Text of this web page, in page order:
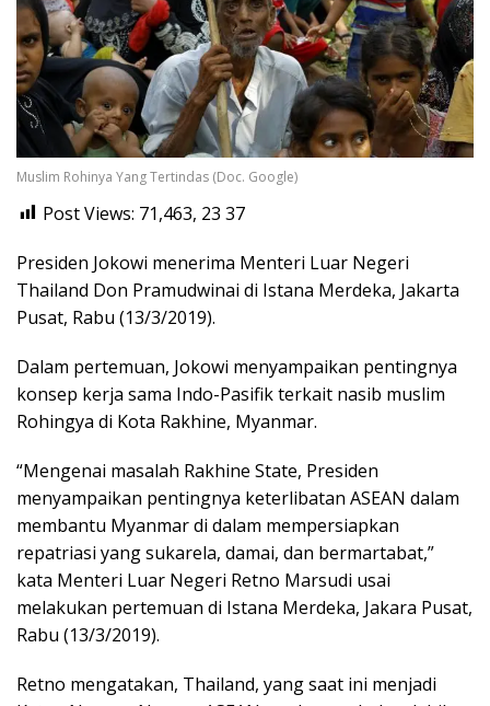
Muslim Rohinya Yang Tertindas (Doc. Google)
Post Views: 71,463, 23 37
Presiden Jokowi menerima Menteri Luar Negeri
Thailand Don Pramudwinai di Istana Merdeka, Jakarta
Pusat, Rabu (13/3/2019).
Dalam pertemuan, Jokowi menyampaikan pentingnya
konsep kerja sama Indo-Pasifik terkait nasib muslim
Rohingya di Kota Rakhine, Myanmar.
“Mengenai masalah Rakhine State, Presiden
menyampaikan pentingnya keterlibatan ASEAN dalam
membantu Myanmar di dalam mempersiapkan
repatriasi yang sukarela, damai, dan bermartabat,”
kata Menteri Luar Negeri Retno Marsudi usai
melakukan pertemuan di Istana Merdeka, Jakara Pusat,
Rabu (13/3/2019).
Retno mengatakan, Thailand, yang saat ini menjadi